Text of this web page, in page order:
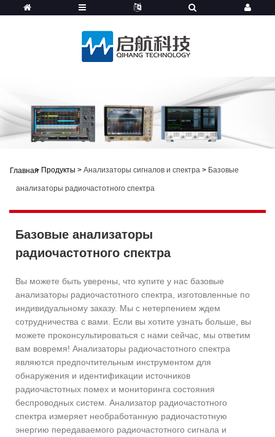
Главная
> Продукты > Анализаторы сигналов и спектра > Базовые
анализаторы радиочастотного спектра
Базовые анализаторы
радиочастотного спектра
Вы можете быть уверены, что купите у нас базовые
анализаторы радиочастотного спектра, изготовленные по
индивидуальному заказу. Мы с нетерпением ждем
сотрудничества с вами. Если вы хотите узнать больше, вы
можете проконсультироваться с нами сейчас, мы ответим
вам вовремя! Анализаторы радиочастотного спектра
являются предпочтительным инструментом для
обнаружения и идентификации источников
радиочастотных помех и мониторинга состояния
беспроводных систем. Анализатор радиочастотного
спектра измеряет необработанную радиочастотную
энергию передаваемого радиочастотного сигнала и